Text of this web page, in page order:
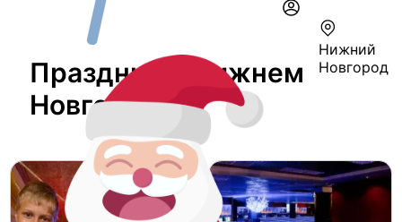
Нижний
Новгород
Праздник В Нижнем
Новгороде